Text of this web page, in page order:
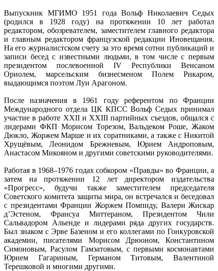
Выпускник МГИМО 1951 года Вольф Николаевич Седых
(родился в 1928 году) на протяжении 10 лет работал
редактором, обозревателем, заместителем главного редактора
и главным редактором французской редакции Иновещания.
На его журналистском счету за это время сотни публикаций и
записи бесед с известными людьми, в том числе с первым
президентом послевоенной IV Республики Венсаном
Ориолем, марсельским бизнесменом Полем Рикаром,
выдающимся поэтом Луи Арагоном.
После назначения в 1961 году референтом по Франции
Международного отдела ЦК КПСС Вольф Седых принимал
участие в работе XXII и XXIII партийных съездов, общался с
лидерами ФКП Морисом Торезом, Вальдеком Роше, Жаком
Дюкло, Жоржем Марше и их соратниками, а также с Никитой
Хрущёвым, Леонидом Брежневым, Юрием Андроповым,
Анастасом Микояном и другими советскими руководителями.
Работая в 1968–1976 годах собкором «Правды» во Франции, а
затем на протяжении 12 лет директором издательства
«Прогресс», будучи также заместителем председателя
Советского комитета защиты мира, он встречался и беседовал
с президентами Франции Жоржем Помпиду, Валери Жискар
д’Эстеном, Франсуа Миттераном, Президентом Чили
Сальвадором Альенде и лидерами ряда других государств.
Был знаком с Эрве Базеном и его коллегами по Гонкуровской
академии, писателями Морисом Дрюоном, Константином
Симоновым, Расулом Гамзатовым, с первыми космонавтами
Юрием Гагариным, Германом Титовым, Валентиной
Терешковой и многими другими.